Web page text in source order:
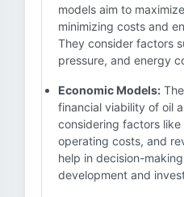
models aim to
minimizing costs and
They consider factors
pressure, and energy
Economic Models:
financial viability of oil
considering factors
operating costs, and
help in decision-
development and